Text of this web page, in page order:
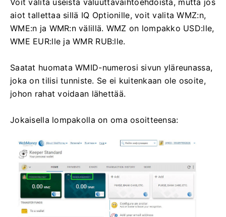
aiot tallettaa sillä IQ Optionille, voit valita WMZ:n,
WME:n ja WMR:n välillä. WMZ on lompakko USD:lle,
WME EUR:lle ja WMR RUB:lle.
Saatat huomata WMID-numerosi sivun yläreunassa,
joka on tilisi tunniste. Se ei kuitenkaan ole osoite,
johon rahat voidaan lähettää.
Jokaisella lompakolla on oma osoitteensa: